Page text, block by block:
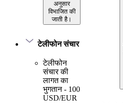
अनुसार
विभाजित की
जाती है।
टेलीफोन संचार
टेलीफोन
संचार की
लागत का
भुगतान - 100
USD/EUR